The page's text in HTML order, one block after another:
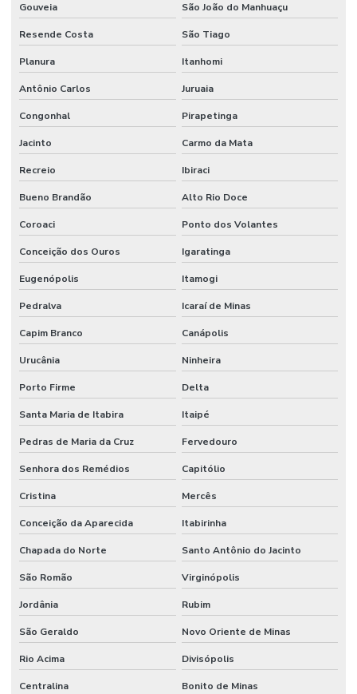
Gouveia São João do Manhuaçu
Resende Costa São Tiago
Planura Itanhomi
Antônio Carlos Juruaia
Congonhal Pirapetinga
Jacinto Carmo da Mata
Recreio Ibiraci
Bueno Brandão Alto Rio Doce
Coroaci Ponto dos Volantes
Conceição dos Ouros Igaratinga
Eugenópolis Itamogi
Pedralva Icaraí de Minas
Capim Branco Canápolis
Urucânia Ninheira
Porto Firme Delta
Santa Maria de Itabira Itaipé
Pedras de Maria da Cruz Fervedouro
Senhora dos Remédios Capitólio
Cristina Mercês
Conceição da Aparecida Itabirinha
Chapada do Norte Santo Antônio do Jacinto
São Romão Virginópolis
Jordânia Rubim
São Geraldo Novo Oriente de Minas
Rio Acima Divisópolis
Centralina Bonito de Minas